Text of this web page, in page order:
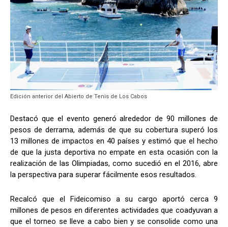
Edición anterior del Abierto de Tenis de Los Cabos
Destacó que el evento generó alrededor de 90 millones de
pesos de derrama, además de que su cobertura superó los
13 millones de impactos en 40 países y estimó que el hecho
de que la justa deportiva no empate en esta ocasión con la
realización de las Olimpiadas, como sucedió en el 2016, abre
la perspectiva para superar fácilmente esos resultados.
Recalcó que el Fideicomiso a su cargo aportó cerca 9
millones de pesos en diferentes actividades que coadyuvan a
que el torneo se lleve a cabo bien y se consolide como una